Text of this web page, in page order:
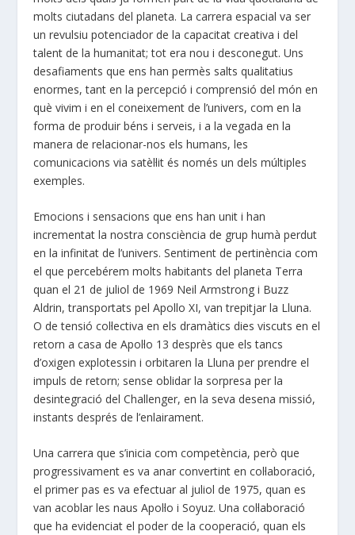
molts ciutadans del planeta. La carrera espacial va ser
un revulsiu potenciador de la capacitat creativa i del
talent de la humanitat; tot era nou i desconegut. Uns
desafiaments que ens han permès salts qualitatius
enormes, tant en la percepció i comprensió del món en
què vivim i en el coneixement de l’univers, com en la
forma de produir béns i serveis, i a la vegada en la
manera de relacionar-nos els humans, les
comunicacions via satèl·lit és només un dels múltiples
exemples.
Emocions i sensacions que ens han unit i han
incrementat la nostra consciència de grup humà perdut
en la infinitat de l’univers. Sentiment de pertinència com
el que percebérem molts habitants del planeta Terra
quan el 21 de juliol de 1969 Neil Armstrong i Buzz
Aldrin, transportats pel Apollo XI, van trepitjar la Lluna.
O de tensió col·lectiva en els dramàtics dies viscuts en el
retorn a casa de Apol·lo 13 desprès que els tancs
d’oxigen explotessin i orbitaren la Lluna per prendre el
impuls de retorn; sense oblidar la sorpresa per la
desintegració del Challenger, en la seva desena missió,
instants després de l’enlairament.
Una carrera que s’inicia com competència, però que
progressivament es va anar convertint en col·laboració,
el primer pas es va efectuar al juliol de 1975, quan es
van acoblar les naus Apol·lo i Soyuz. Una col·laboració
que ha evidenciat el poder de la cooperació, quan els